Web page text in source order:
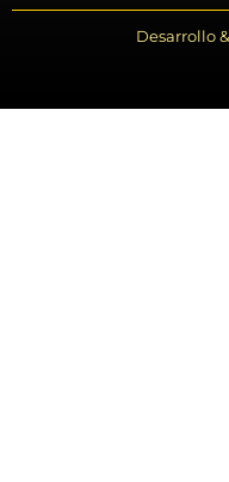
Desarrollo